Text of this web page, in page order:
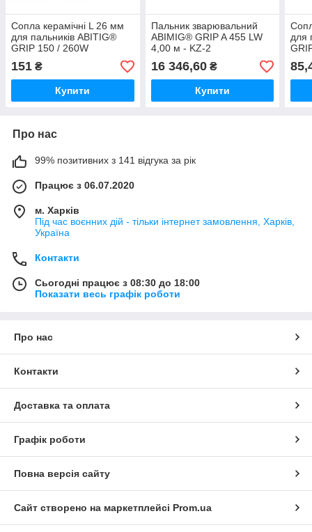
Сопла керамічні L 26 мм
для пальників ABITIG®
GRIP 150 / 260W
151 ₴
Купити
Пальник зварювальний
ABIMIG® GRIP A 455 LW
4,00 м - KZ-2
16 346,60₴
Купити
для
Про нас
99% позитивних з 141 відгука за рік
Працює з 06.07.2020
м. Харків
Під час воєнних дій - тільки інтернет замовлення, Харків,
Україна
Контакти
Сьогодні працює з 08:30 до 18:00
Показати весь графік роботи
Про нас
Контакти
Доставка та оплата
Графік роботи
Повна версія сайту
Сайт створено на маркетплейсі Prom.ua